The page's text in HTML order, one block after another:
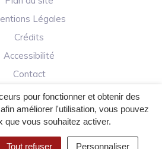
pour fonctionner et obtenir des
améliorer l'utilisation, vous pouvez
que vous souhaitez activer.
Tout refuser Personnaliser
Légales
Crédits
Accessibilité
Contact